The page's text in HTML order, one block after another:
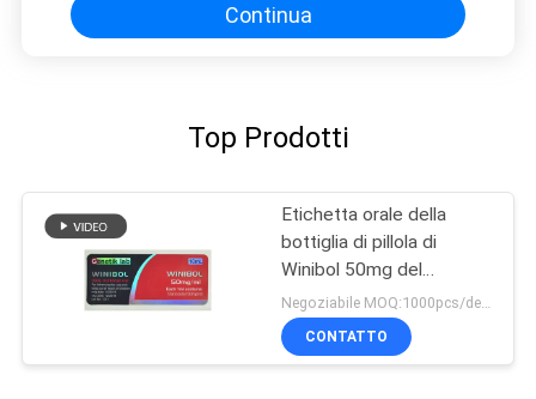
Continua
Top Prodotti
Etichetta orale della
bottiglia di pillola di
Winibol 50mg del
laboratorio di Genetik
Negoziabile MOQ:1000pcs/design
CONTATTO